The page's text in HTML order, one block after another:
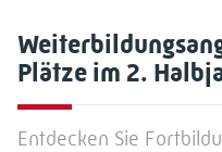
Plätze im 2.
Entdecken Sie